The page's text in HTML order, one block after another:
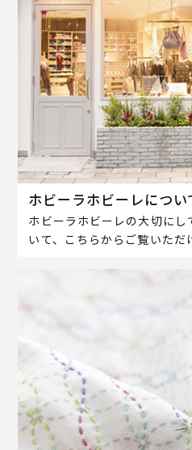
ホビーラホビーレについ
ホビーラホビーレの大切にし
いて、こちらからご覧いただ